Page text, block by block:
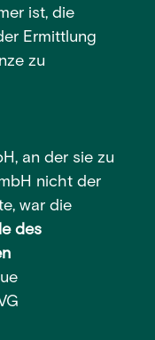
ist, die
Ermittlung
zu
an der sie zu
nicht der
war die
des